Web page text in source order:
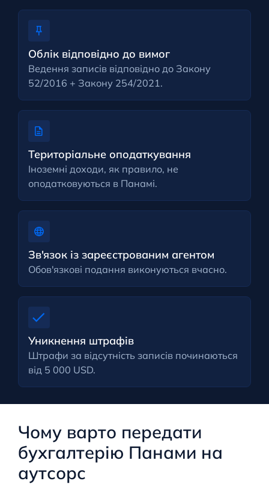
Облік відповідно до вимог
Ведення записів відповідно до Закону
52/2016 + Закону 254/2021.
Територіальне оподаткування
Іноземні доходи, як правило, не
оподатковуються в Панамі.
Зв'язок із зареєстрованим агентом
Обов'язкові подання виконуються вчасно.
Уникнення штрафів
Штрафи за відсутність записів починаються
від 5 000 USD.
Чому варто передати
бухгалтерію Панами на
аутсорс